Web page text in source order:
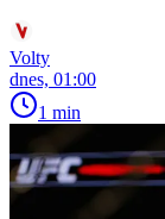
Volty
dnes, 01:00
1 min